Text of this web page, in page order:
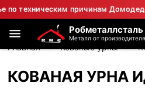
причинам
Робметаллсталь
Металл от производителя
Главная Кованые урны
КОВАНАЯ УРНА